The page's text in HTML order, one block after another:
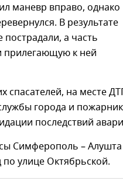
маневр вправо, однако
В результате
а часть
прилегающую к ней
на месте
города и
последствий
Симферополь – Алушта
улице Октябрьской.